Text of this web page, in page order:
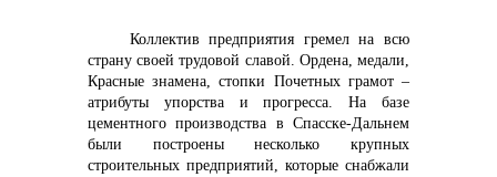
Коллектив предприятия гремел на всю
страну своей трудовой славой. Ордена, медали,
Красные знамена, стопки Почетных грамот –
атрибуты упорства и прогресса. На базе
цементного производства в Спасске-Дальнем
были построены несколько крупных
строительных предприятий, которые снабжали